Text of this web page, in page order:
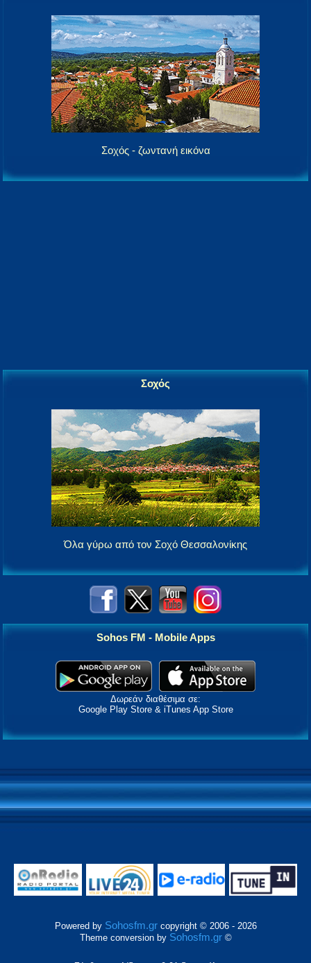
Σοχός - ζωντανή εικόνα
Σοχός
Όλα γύρω από τον Σοχό Θεσσαλονίκης
Sohos FM - Mobile Apps
Δωρεάν διαθέσιμα σε:
Google Play Store & iTunes App Store
Powered by Sohosfm.grcopyright © 2006 - 2026
Theme conversion by Sohosfm.gr©